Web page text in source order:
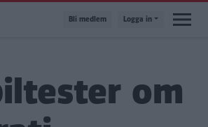
Bli medlem Logga in
om